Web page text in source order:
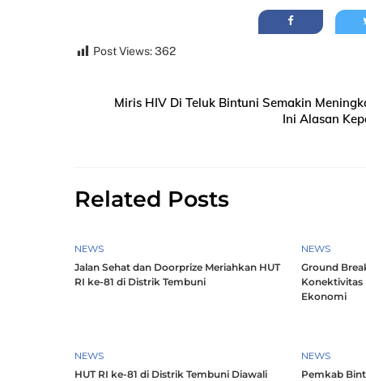
Post Views:362
Miris HIV Di Teluk Bintuni Semakin
Ini Alasan
Related Posts
NEWS
Jalan Sehat dan Doorprize Meriahkan HUT
RI ke-81 di Distrik Tembuni
NEWS
Ground
Konektivitas
Ekonomi
NEWS
HUT RI ke-81 di Distrik Tembuni Diawali
NEWS
Pemkab